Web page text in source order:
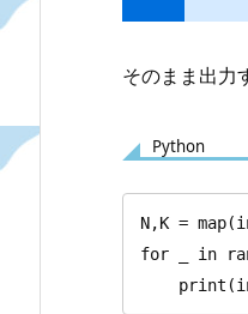
そのまま出力
Python
N,K =
for _ in